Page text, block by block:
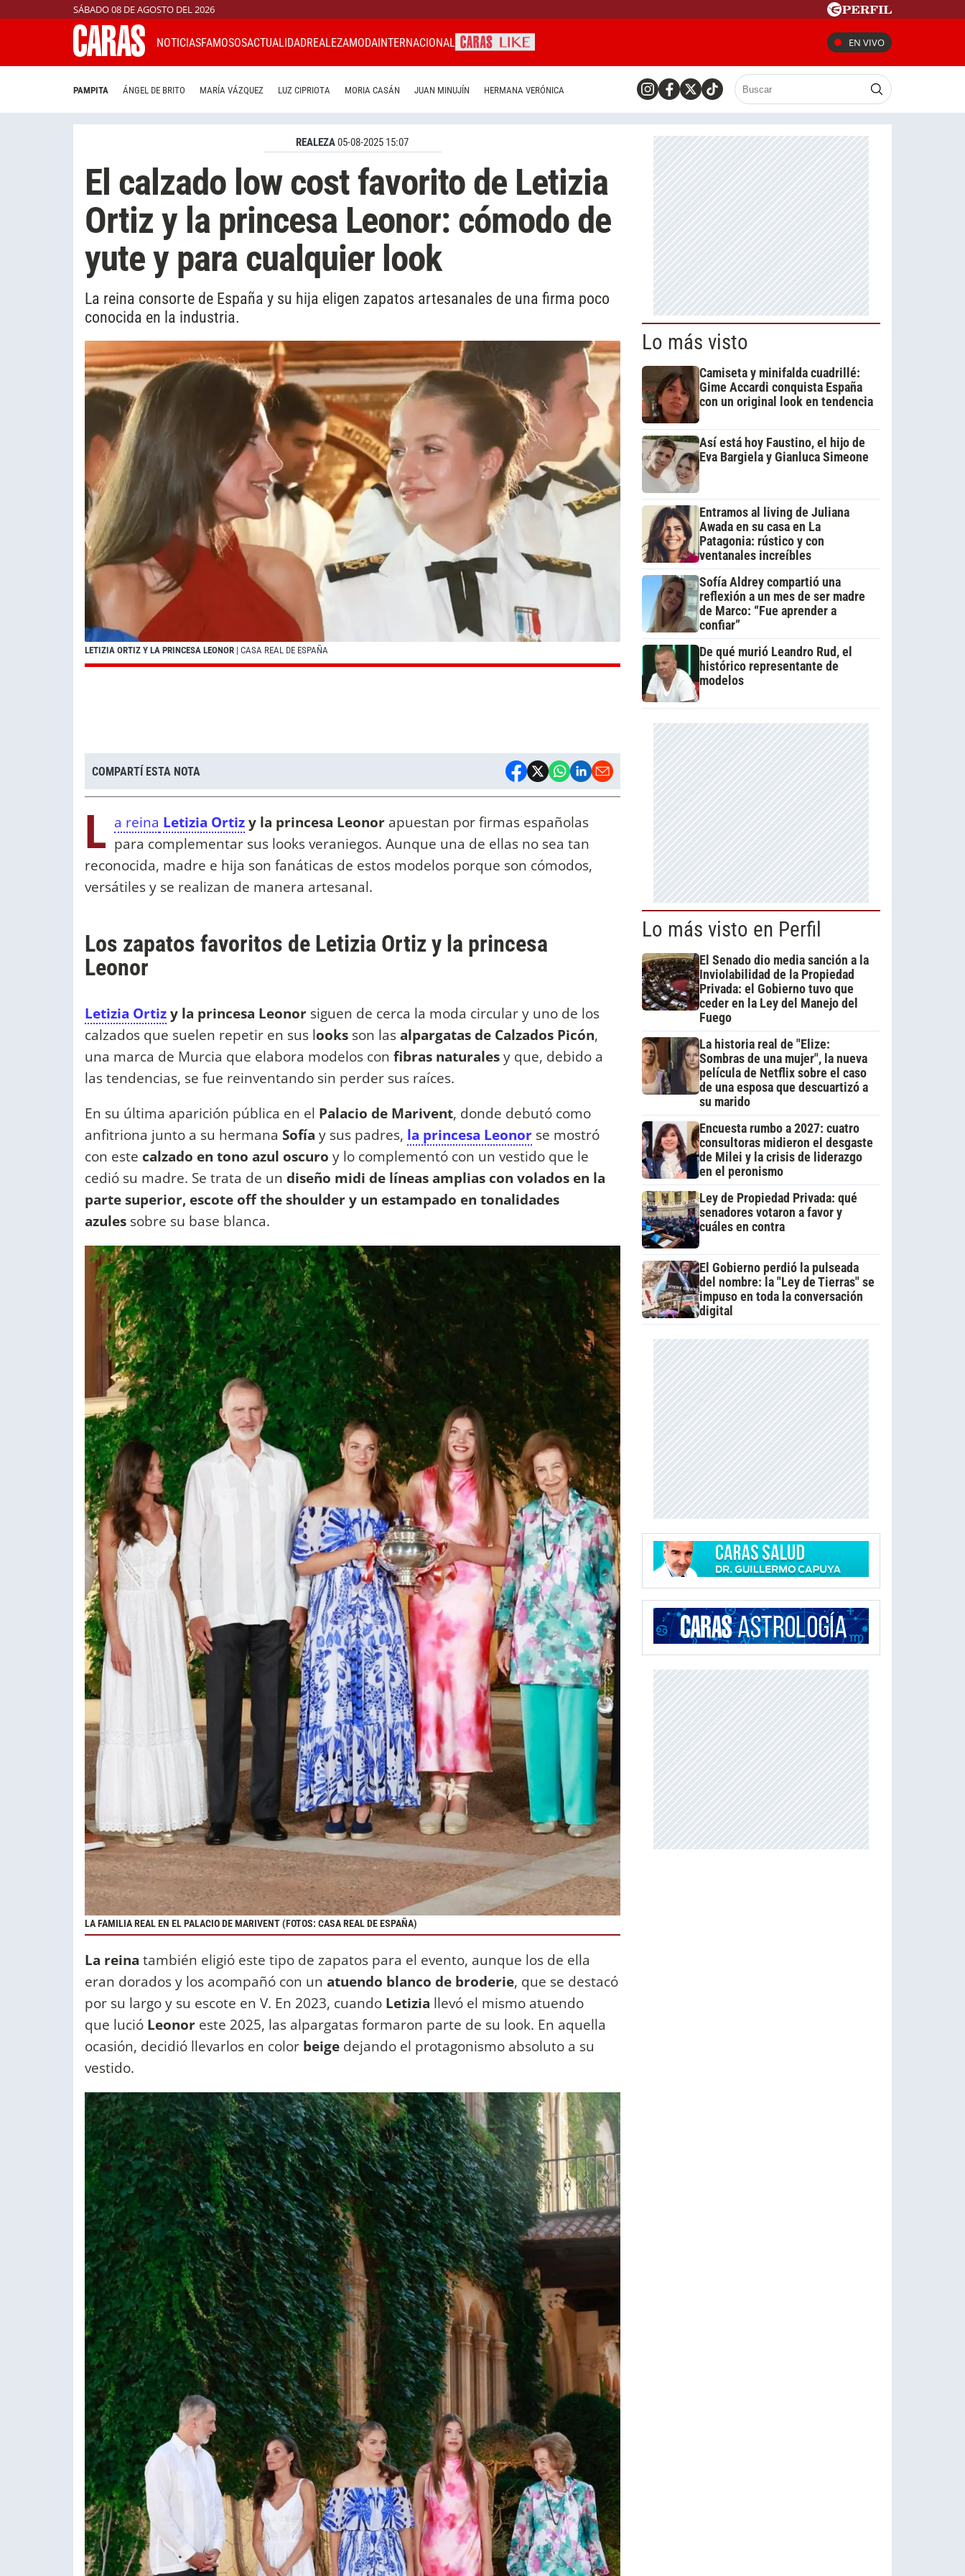
SÁBADO 08 DE AGOSTO DEL 2026
NOTICIASFAMOSOSACTUALIDADREALEZAMODAINTERNACIONAL EN VIVO
PAMPITA ÁNGEL DE BRITO MARÍA VÁZQUEZ LUZ CIPRIOTA MORIA CASÁN JUAN MINUJÍN HERMANA VERÓNICA
REALEZA05-08-2025 15:07
El calzado low cost favorito de Letizia
Ortiz y la princesa Leonor: cómodo de
yute y para cualquier look
La reina consorte de España y su hija eligen zapatos artesanales de una firma poco
conocida en la industria.
LETIZIA ORTIZ Y LA PRINCESA LEONOR | CASA REAL DE ESPAÑA
COMPARTÍ ESTA NOTA
L a reina Letizia Ortizy la princesa Leonor apuestan por firmas españolas
para complementar sus looks veraniegos. Aunque una de ellas no sea tan
reconocida, madre e hija son fanáticas de estos modelos porque son cómodos,
versátiles y se realizan de manera artesanal.
Los zapatos favoritos de Letizia Ortiz y la princesa
Leonor
Letizia Ortizy la princesa Leonor siguen de cerca la moda circular y uno de los
calzados que suelen repetir en sus looks son lasalpargatas de Calzados Picón,
una marca de Murcia que elabora modelos con fibras naturalesy que, debido a
las tendencias, se fue reinventando sin perder sus raíces.
En su última aparición pública en el Palacio de Marivent, donde debutó como
anfitriona junto a su hermana Sofía y sus padres, la princesa Leonor se mostró
con este calzado en tono azul oscuro y lo complementó con un vestido que le
cedió su madre. Se trata de un diseño midi de líneas amplias con volados en la
parte superior, escote off the shoulder y un estampado en tonalidades
azules sobre su base blanca.
LA FAMILIA REAL EN EL PALACIO DE MARIVENT (FOTOS: CASA REAL DE ESPAÑA)
La reina también eligió este tipo de zapatos para el evento, aunque los de ella
eran dorados y los acompañó con un atuendo blanco de broderie, que se destacó
por su largo y su escote en V. En 2023, cuando Letizia llevó el mismo atuendo
que lució Leonor este 2025, las alpargatas formaron parte de su look. En aquella
ocasión, decidió llevarlos en color beige dejando el protagonismo absoluto a su
vestido.
Lo más visto
Camiseta y minifalda cuadrillé:
Gime Accardi conquista España
con un original look en tendencia
Así está hoy Faustino, el hijo de
Eva Bargiela y Gianluca Simeone
Entramos al living de Juliana
Awada en su casa en La
Patagonia: rústico y con
ventanales increíbles
Sofía Aldrey compartió una
reflexión a un mes de ser madre
de Marco: “Fue aprender a
confiar”
De qué murió Leandro Rud, el
histórico representante de
modelos
Lo más visto en Perfil
El Senado dio media sanción a la
Inviolabilidad de la Propiedad
Privada: el Gobierno tuvo que
ceder en la Ley del Manejo del
Fuego
La historia real de "Elize:
Sombras de una mujer", la nueva
película de Netflix sobre el caso
de una esposa que descuartizó a
su marido
Encuesta rumbo a 2027: cuatro
consultoras midieron el desgaste
de Milei y la crisis de liderazgo
en el peronismo
Ley de Propiedad Privada: qué
senadores votaron a favor y
cuáles en contra
El Gobierno perdió la pulseada
del nombre: la "Ley de Tierras" se
impuso en toda la conversación
digital